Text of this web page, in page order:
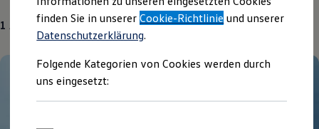
Junge Gebrauchtwagen und Gebrauchtwagen
Volkswagen Zertifizierte Gebrauchtwagen
Elektromobilität bei Gebrauchtwagen
Saisonangebote
Reifenpakete
Leasing
Leasing-Angebote
1 Angebotfinden Sie in unsererCookie-Richtlinie und unserer
Datenschutzerklärung.
Folgende Kategorien von Cookies werden durch
uns eingesetzt: